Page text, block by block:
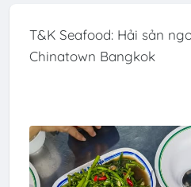
T&K Seafood: Hải sản
Chinatown Bangkok